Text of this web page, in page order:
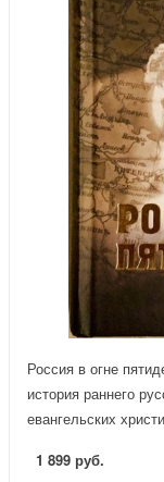
Россия в огне
история раннего
евангельских
1 899 руб.